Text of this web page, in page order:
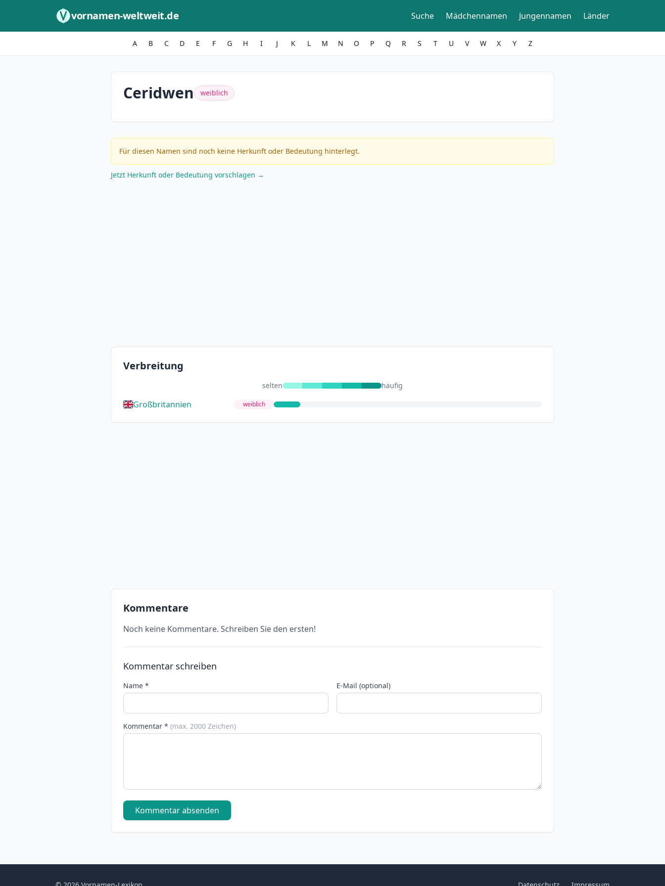
vornamen-weltweit.de Suche Mädchennamen Jungennamen Länder
A B C D E F G H I J K L M N O P Q R S T U V W X Y Z
Ceridwen weiblich
Für diesen Namen sind noch keine Herkunft oder Bedeutung hinterlegt.
Jetzt Herkunft oder Bedeutung vorschlagen →
Verbreitung
selten häufig
Großbritannien weiblich
Kommentare
Noch keine Kommentare. Schreiben Sie den ersten!
Kommentar schreiben
Name * E-Mail (optional)
Kommentar * (max. 2000 Zeichen)
Kommentar absenden